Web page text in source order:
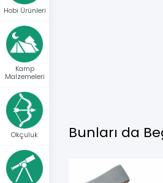
Hobi Ürünleri
Kamp
Malzemeleri
Okçuluk Bunları da